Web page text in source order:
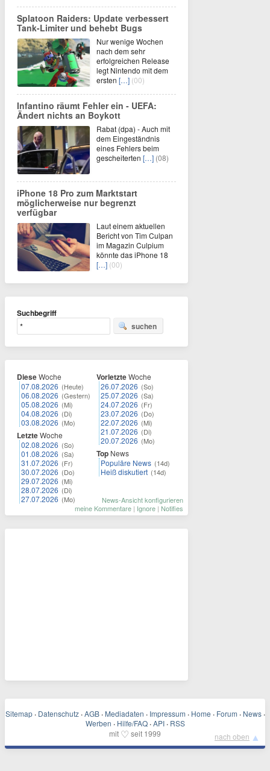
Splatoon Raiders: Update verbessert
Tank-Limiter und behebt Bugs
Nur wenige Wochen
nach dem sehr
erfolgreichen Release
legt Nintendo mit dem
ersten […] (00)
Infantino räumt Fehler ein - UEFA:
Ändert nichts an Boykott
Rabat (dpa) - Auch mit
dem Eingeständnis
eines Fehlers beim
gescheiterten […] (08)
iPhone 18 Pro zum Marktstart
möglicherweise nur begrenzt
verfügbar
Laut einem aktuellen
Bericht von Tim Culpan
im Magazin Culpium
könnte das iPhone 18
[…] (00)
Suchbegriff
suchen
DieseWoche
07.08.2026 (Heute)
06.08.2026 (Gestern)
05.08.2026 (Mi)
04.08.2026 (Di)
03.08.2026 (Mo)
LetzteWoche
02.08.2026 (So)
01.08.2026 (Sa)
31.07.2026 (Fr)
30.07.2026 (Do)
29.07.2026 (Mi)
28.07.2026 (Di)
27.07.2026 (Mo)
VorletzteWoche
26.07.2026 (So)
25.07.2026 (Sa)
24.07.2026 (Fr)
23.07.2026 (Do)
22.07.2026 (Mi)
21.07.2026 (Di)
20.07.2026 (Mo)
Top News
Populäre News (14d)
Heiß diskutiert (14d)
News-Ansicht konfigurieren
meine Kommentare | Ignore | Notifies
Sitemap · Datenschutz · AGB · Mediadaten · Impressum · Home · Forum · News ·
Werben · Hilfe/FAQ · API · RSS
mit ♡ seit 1999 nach oben ▲